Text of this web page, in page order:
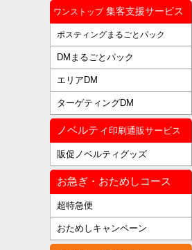
ワンストップ集客支援サービス
ポスティングまるごとパック
DMまるごとパック
エリアDM
ターゲティングDM
ノベルティ 印刷通販サービス
販促ノベルティグッズ
お急ぎ・おためしコース
超特急便
おためしキャンペーン